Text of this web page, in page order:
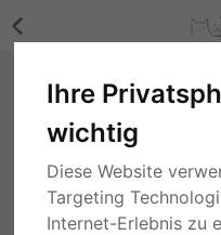
Ihre
wichtig
Diese Website
Targeting
Internet-Erlebnis zu
🐾 Toto – ein
Herzen 🐾, Mischling